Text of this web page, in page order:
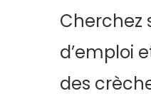
Cherchez
d’emploi
des